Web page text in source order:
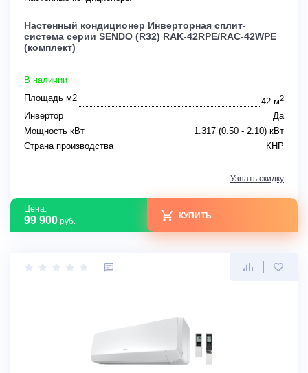
Настенный кондиционер Инверторная сплит-
система серии SENDO (R32) RAK-42RPE/RAC-42WPE
(комплект)
В наличии
Площадь м2
42 м2
Инвертор
Да
Мощность кВт
1.317 (0.50 - 2.10) кВт
Страна производства
КНР
Узнать скидку
Цена:
99 900 руб.
КУПИТЬ